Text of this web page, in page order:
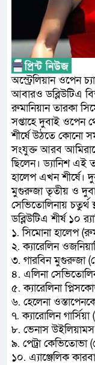
অস্ট্রেলিয়ান ওপেন
আবারও ডব্লিউটিএ
রুমানিয়ান তারকা
সপ্তাহে দুবাই ওপেন
শীর্ষে উঠতে কোনো
সংযুক্ত আরব
ছিলেন। ড্যানিশ এই
হালেপ এখন শীর্ষে।
মুগুরুজা তৃতীয় ও
সেভিতোলিনায় চতুর্থ
ডব্লিউটিএ শীর্ষ ১০
১. সিমোনা হালেপ
২. ক্যারেলিন
৩. গারবিন মুগুরুজা
৪. এলিনা
৫. ক্যারেলিনা
৬. হেলেনা
৭. ক্যারোলিন
৮. ভেনাস উইলিয়ামস
৯. পেট্রা কেভিতোভা
১০. এ্যাঞ্জেলিক